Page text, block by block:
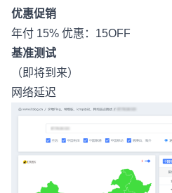
优惠促销
年付 15% 优惠：15OFF
基准测试
（即将到来）
网络延迟